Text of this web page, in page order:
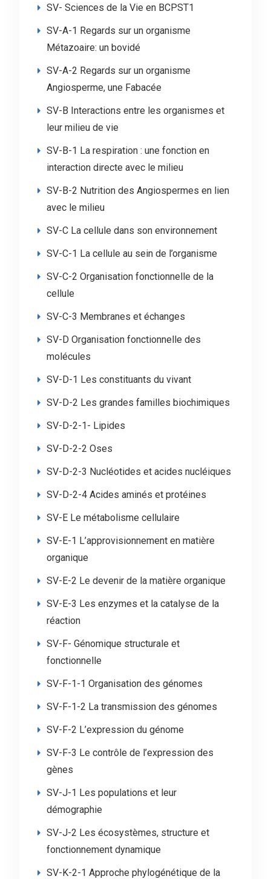
SV- Sciences de la Vie en BCPST1
SV-A-1 Regards sur un organisme
Métazoaire: un bovidé
SV-A-2 Regards sur un organisme
Angiosperme, une Fabacée
SV-B Interactions entre les organismes et
leur milieu de vie
SV-B-1 La respiration : une fonction en
interaction directe avec le milieu
SV-B-2 Nutrition des Angiospermes en lien
avec le milieu
SV-C La cellule dans son environnement
SV-C-1 La cellule au sein de l’organisme
SV-C-2 Organisation fonctionnelle de la
cellule
SV-C-3 Membranes et échanges
SV-D Organisation fonctionnelle des
molécules
SV-D-1 Les constituants du vivant
SV-D-2 Les grandes familles biochimiques
SV-D-2-1- Lipides
SV-D-2-2 Oses
SV-D-2-3 Nucléotides et acides nucléiques
SV-D-2-4 Acides aminés et protéines
SV-E Le métabolisme cellulaire
SV-E-1 L’approvisionnement en matière
organique
SV-E-2 Le devenir de la matière organique
SV-E-3 Les enzymes et la catalyse de la
réaction
SV-F- Génomique structurale et
fonctionnelle
SV-F-1-1 Organisation des génomes
SV-F-1-2 La transmission des génomes
SV-F-2 L’expression du génome
SV-F-3 Le contrôle de l’expression des
gènes
SV-J-1 Les populations et leur
démographie
SV-J-2 Les écosystèmes, structure et
fonctionnement dynamique
SV-K-2-1 Approche phylogénétique de la